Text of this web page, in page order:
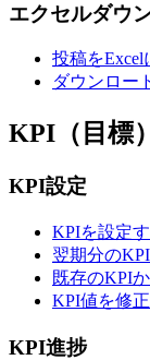
エクセルダウ
投稿をExcel
ダウンロー
KPI（目標
KPI設定
KPIを設定
翌期分の
既存のKPI
KPI値を修
KPI進捗